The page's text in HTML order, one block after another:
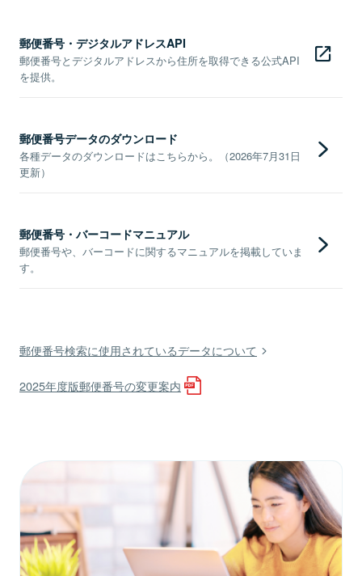
郵便番号・デジタルアドレスAPI
郵便番号とデジタルアドレスから住所を取得できる公式API
を提供。
郵便番号データのダウンロード
各種データのダウンロードはこちらから。（2026年7月31日
更新）
郵便番号・バーコードマニュアル
郵便番号や、バーコードに関するマニュアルを掲載していま
す。
郵便番号検索に使用されているデータについて
2025年度版郵便番号の変更案内